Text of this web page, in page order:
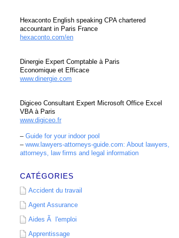
Hexaconto English speaking CPA chartered
accountant in Paris France
hexaconto.com/en
Dinergie Expert Comptable à Paris
Economique et Efficace
www.dinergie.com
Digiceo Consultant Expert Microsoft Office Excel
VBA à Paris
www.digiceo.fr
– Guide for your indoor pool
– www.lawyers-attorneys-guide.com: About lawyers,
attorneys, law firms and legal information
CATÉGORIES
Accident du travail
Agent Assurance
Aides Ã l'emploi
Apprentissage